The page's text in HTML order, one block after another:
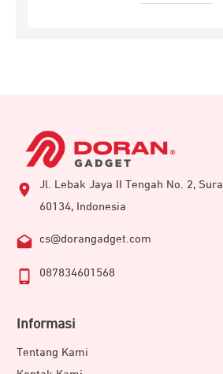
Jl. Lebak Jaya II Tengah No. 2,
60134, Indonesia
cs@dorangadget.com
087834601568
Informasi
Tentang Kami